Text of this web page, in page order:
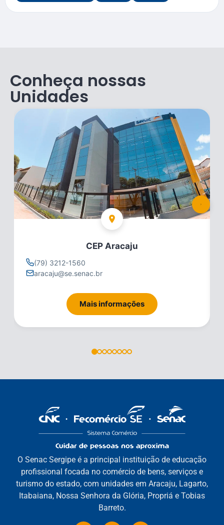
Conheça nossas
Unidades
CEP Aracaju
(79) 3212-1560
aracaju@se.senac.br
Mais informações
O Senac Sergipe é a principal instituição de educação
profissional focada no comércio de bens, serviços e
turismo do estado, com unidades em Aracaju, Lagarto,
Itabaiana, Nossa Senhora da Glória, Propriá e Tobias
Barreto.